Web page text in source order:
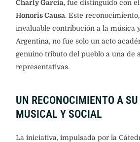
Charly García, fue distinguido con
Honoris Causa. Este
invaluable contribución a la música
Argentina, no fue solo un acto
genuino tributo del pueblo a una de
representativas.
UN RECONOCIMIENTO A SU
MUSICAL Y SOCIAL
La iniciativa, impulsada por la